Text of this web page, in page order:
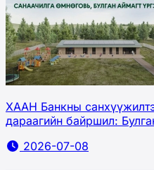
ХААН Банкны
дараагийн байршил:
2026-07-08